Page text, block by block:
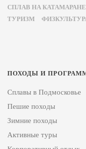
СПЛАВ НА КАТАМАРАНЕ
ТУРИЗМ
ПОХОДЫ И
Сплавы в Подмосковье
Пешие походы
Зимние походы
Активные туры